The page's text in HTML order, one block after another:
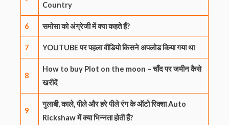
Country
6 समोसा को अंग्रेजी में क्या कहते हैं?
7 YOUTUBE पर पहला वीडियो किसने अपलोड किया गया था
8
How to buy Plot on the moon – चाँद पर जमीन कैसे
खरीदें
9
गुलाबी, काले, पीले और हरे पीले रंग के ऑटो रिक्शा Auto
Rickshaw में क्या भिन्नता होती हैं?